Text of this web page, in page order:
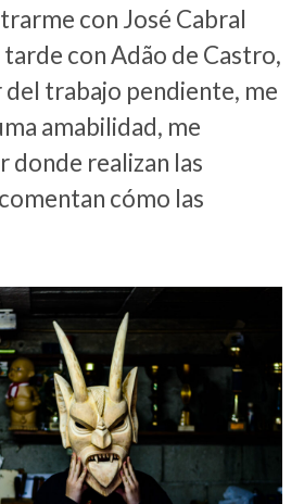
con José Cabral
con Adão de Castro,
del trabajo pendiente, me
amabilidad, me
donde realizan las
cómo las